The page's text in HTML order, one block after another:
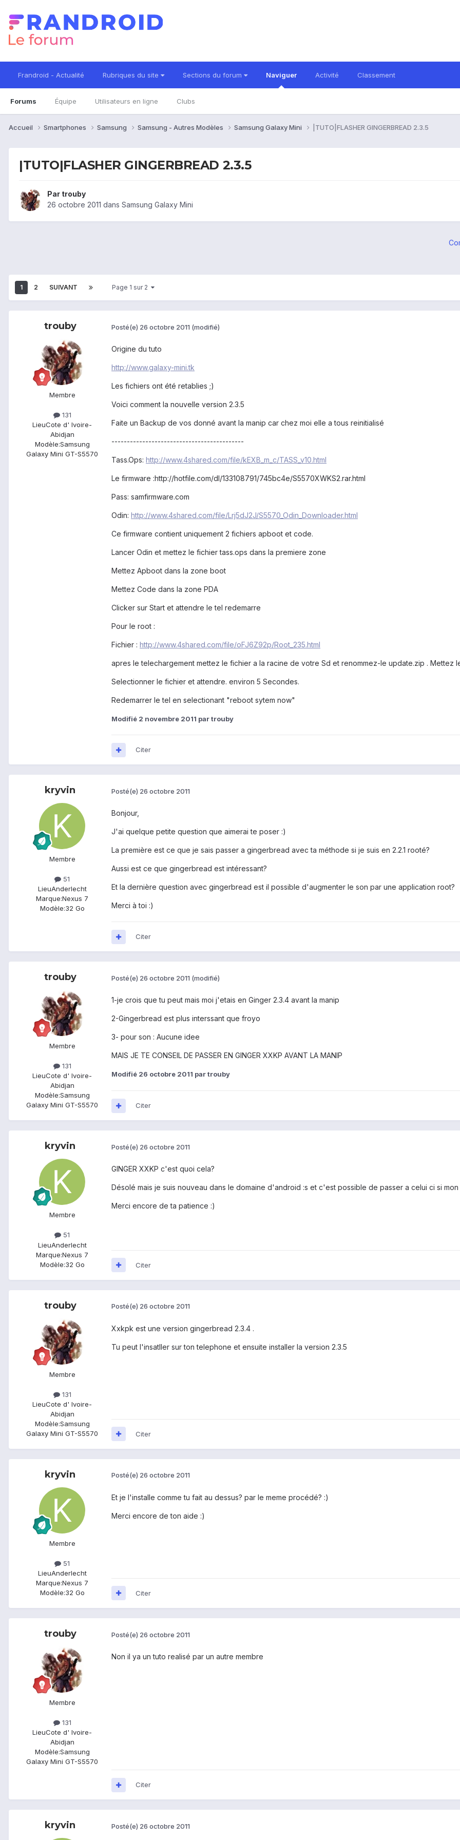
Frandroid - Actualité Rubriques du site Sections du forum Naviguer
Forums Équipe Utilisateurs en ligne Clubs
Activité Classement
Accueil Smartphones Samsung Samsung - Autres Modèles Samsung Galaxy Mini |TUTO|FLASHER GINGERBREAD 2.3.5
|TUTO|FLASHER GINGERBREAD 2.3.5
Par trouby
26 octobre 2011 dans Samsung Galaxy Mini
1 2 SUIVANT Page 1 sur 2
trouby
Membre
131
LieuCote d' Ivoire-
Abidjan
Modèle:Samsung
Galaxy Mini GT-S5570
Posté(e) 26 octobre 2011 (modifié)
Origine du tuto
http://www.galaxy-mini.tk
Les fichiers ont été retablies ;)
Voici comment la nouvelle version 2.3.5
Faite un Backup de vos donné avant la manip car chez moi elle a tous reinitialisé
-------------------------------------------
Tass.Ops: http://www.4shared.com/file/kEXB_m_c/TASS_v10.html
Le firmware :http://hotfile.com/dl/133108791/745bc4e/S5570XWKS2.rar.html
Pass: samfirmware.com
Odin: http://www.4shared.com/file/Lrj5dJ2J/S5570_Odin_Downloader.html
Ce firmware contient uniquement 2 fichiers apboot et code.
Lancer Odin et mettez le fichier tass.ops dans la premiere zone
Mettez Apboot dans la zone boot
Mettez Code dans la zone PDA
Clicker sur Start et attendre le tel redemarre
Pour le root :
Fichier : http://www.4shared.com/file/oFJ6Z92p/Root_235.html
apres le telechargement mettez le fichier a la racine de votre Sd et renommez-le update.zip .
Selectionner le fichier et attendre. environ 5 Secondes.
Redemarrer le tel en selectionant "reboot sytem now"
Modifié 2 novembre 2011 par trouby
Citer
kryvin
Membre
51
LieuAnderlecht
Marque:Nexus 7
Modèle:32 Go
Posté(e) 26 octobre 2011
Bonjour,
J'ai quelque petite question que aimerai te poser :)
La première est ce que je sais passer a gingerbread avec ta méthode si je suis en 2.2.1 rooté?
Aussi est ce que gingerbread est intéressant?
Et la dernière question avec gingerbread est il possible d'augmenter le son par une application root?
Merci à toi :)
Citer
trouby
Membre
131
LieuCote d' Ivoire-
Abidjan
Modèle:Samsung
Galaxy Mini GT-S5570
Posté(e) 26 octobre 2011 (modifié)
1-je crois que tu peut mais moi j'etais en Ginger 2.3.4 avant la manip
2-Gingerbread est plus interssant que froyo
3- pour son : Aucune idee
MAIS JE TE CONSEIL DE PASSER EN GINGER XXKP AVANT LA MANIP
Modifié 26 octobre 2011 par trouby
Citer
kryvin
Membre
51
LieuAnderlecht
Marque:Nexus 7
Modèle:32 Go
Posté(e) 26 octobre 2011
GINGER XXKP c'est quoi cela?
Désolé mais je suis nouveau dans le domaine d'android :s et c'est possible de passer a celui ci si
Merci encore de ta patience :)
Citer
trouby
Membre
131
LieuCote d' Ivoire-
Abidjan
Modèle:Samsung
Galaxy Mini GT-S5570
Posté(e) 26 octobre 2011
Xxkpk est une version gingerbread 2.3.4 .
Tu peut l'insatller sur ton telephone et ensuite installer la version 2.3.5
Citer
kryvin
Membre
51
LieuAnderlecht
Marque:Nexus 7
Modèle:32 Go
Posté(e) 26 octobre 2011
Et je l'installe comme tu fait au dessus? par le meme procédé? :)
Merci encore de ton aide :)
Citer
trouby
Membre
131
LieuCote d' Ivoire-
Abidjan
Modèle:Samsung
Galaxy Mini GT-S5570
Posté(e) 26 octobre 2011
Non il ya un tuto realisé par un autre membre
Citer
kryvin Posté(e) 26 octobre 2011